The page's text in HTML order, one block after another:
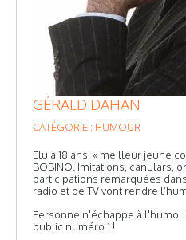
GÉRALD DAHAN
CATÉGORIE : HUMOUR
Elu à 18 ans, « meilleur jeune
BOBINO. Imitations, canulars,
participations remarquées
radio et de TV vont rendre
Personne n'échappe à
public numéro 1 !